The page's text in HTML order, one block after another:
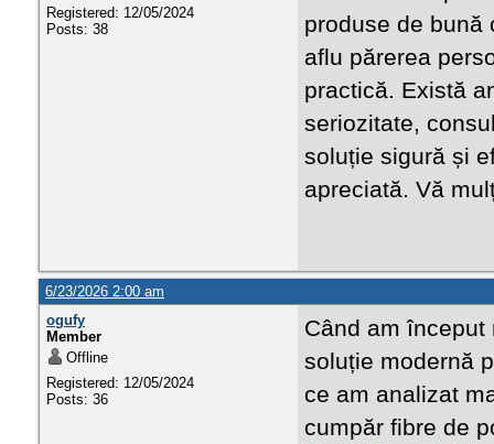
Registered: 12/05/2024
Posts: 38
produse de bună
aflu părerea
practică. Există
seriozitate,
soluție sigură și
apreciată. Vă
6/23/2026 2:00 am
ogufy
Member
Offline
Registered: 12/05/2024
Posts: 36
Când am
soluție modernă
ce am analizat
cumpăr fibre de